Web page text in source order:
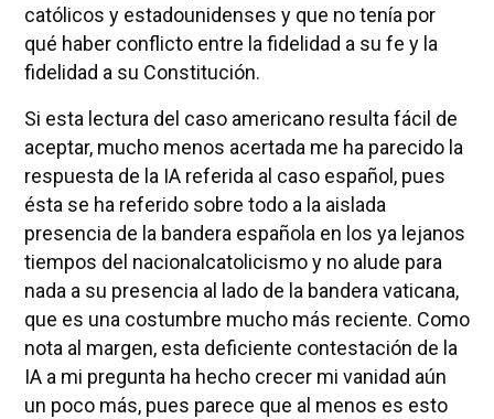
católicos y estadounidenses y que no tenía por
qué haber conflicto entre la fidelidad a su fe y la
fidelidad a su Constitución.
Si esta lectura del caso americano resulta fácil de
aceptar, mucho menos acertada me ha parecido la
respuesta de la IA referida al caso español, pues
ésta se ha referido sobre todo a la aislada
presencia de la bandera española en los ya lejanos
tiempos del nacionalcatolicismo y no alude para
nada a su presencia al lado de la bandera vaticana,
que es una costumbre mucho más reciente. Como
nota al margen, esta deficiente contestación de la
IA a mi pregunta ha hecho crecer mi vanidad aún
un poco más, pues parece que al menos es esto